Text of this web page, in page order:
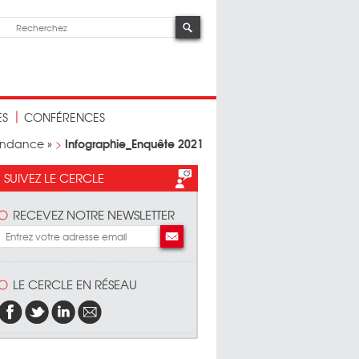
CONFÉRENCES
» > Infographie_Enquête 2021
SUIVEZ LE CERCLE
RECEVEZ NOTRE NEWSLETTER
LE CERCLE EN RÉSEAU